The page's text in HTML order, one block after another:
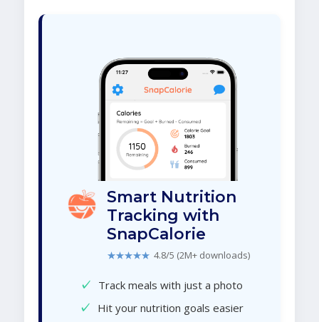
Smart Nutrition
Tracking with
SnapCalorie
★★★★★ 4.8/5 (2M+ downloads)
✓ Track meals with just a photo
✓ Hit your nutrition goals easier